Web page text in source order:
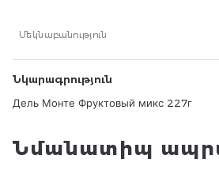
Մեկնաբանություն
Նկարագրություն
Дель Монте Фруктовый микс 227г
Նմանատիպ